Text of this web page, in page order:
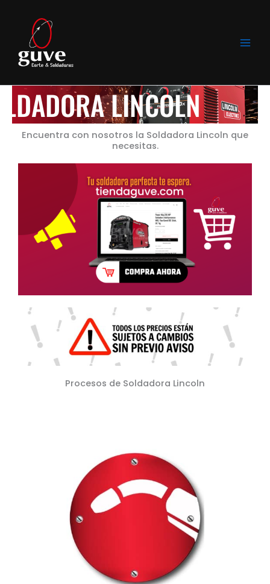
contenido
LINCOLN
Encuentra con nosotros la Soldadora Lincoln que
necesitas.
Procesos de Soldadora Lincoln